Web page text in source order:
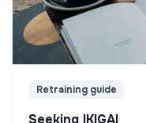
Retraining guide
Seeking IKIGAI